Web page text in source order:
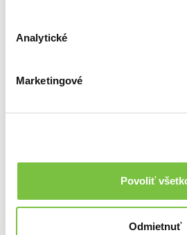
Analytické
Marketingové
Povoliť
Odmietnuť
Ďalšie z kategórie
Viac z tejto